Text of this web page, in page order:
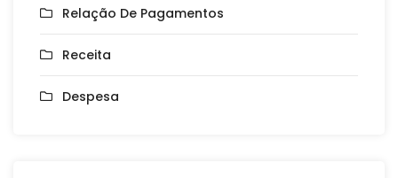
Relação De Pagamentos
Receita
Despesa